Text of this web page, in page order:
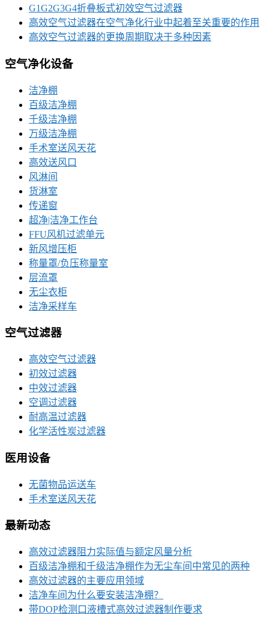
G1G2G3G4折叠板式初效空气过滤器
高效空气过滤器在空气净化行业中起着至关重要的作用
高效空气过滤器的更换周期取决于多种因素
空气净化设备
洁净棚
百级洁净棚
千级洁净棚
万级洁净棚
手术室送风天花
高效送风口
风淋间
货淋室
传递窗
超净|洁净工作台
FFU风机过滤单元
新风增压柜
称量罩/负压称量室
层流罩
无尘衣柜
洁净采样车
空气过滤器
高效空气过滤器
初效过滤器
中效过滤器
空调过滤器
耐高温过滤器
化学活性炭过滤器
医用设备
无菌物品运送车
手术室送风天花
最新动态
高效过滤器阻力实际值与额定风量分析
百级洁净棚和千级洁净棚作为无尘车间中常见的两种
高效过滤器的主要应用领域
洁净车间为什么要安装洁净棚？
带DOP检测口液槽式高效过滤器制作要求